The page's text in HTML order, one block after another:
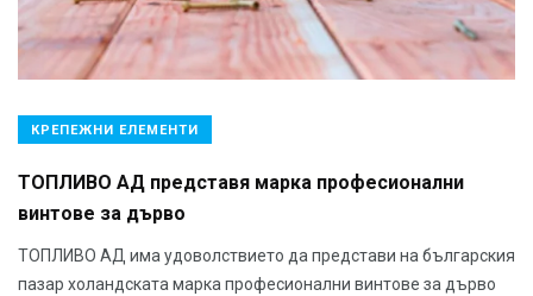
КРЕПЕЖНИ ЕЛЕМЕНТИ
ТОПЛИВО АД представя марка професионални
винтове за дърво
ТОПЛИВО АД има удоволствието да представи на българския
пазар холандската марка професионални винтове за дърво